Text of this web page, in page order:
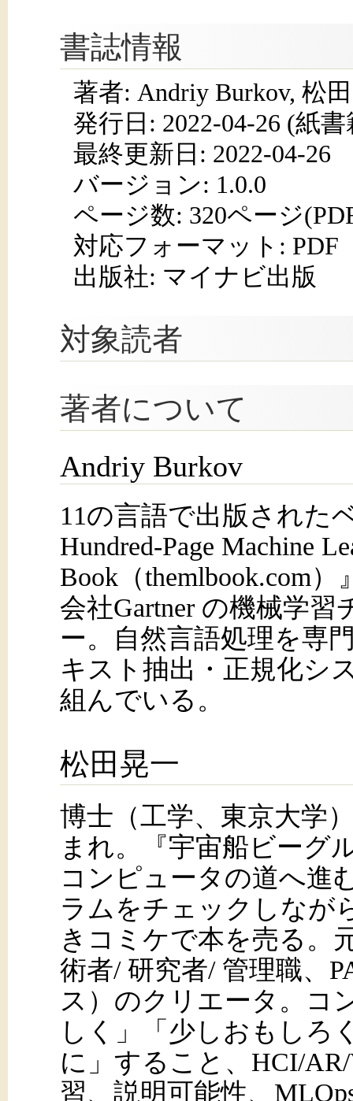
書誌情報
著者: Andriy Burkov, 松
発行日: 2022-04-26 (紙書
最終更新日: 2022-04-26
バージョン: 1.0.0
ページ数: 320ページ
対応フォーマット: PDF
出版社: マイナビ出版
対象読者
著者について
Andriy Burkov
11の言語で出版された
Hundred-Page Machine
Book（themlbook.com
会社Gartner の機械学習
ー。自然言語処理を専
キスト抽出・正規化シ
組んでいる。
松田晃一
博士（工学、東京大学
まれ。『宇宙船ビーグ
コンピュータの道へ進
ラムをチェックしなが
きコミケで本を売る。
術者/ 研究者/ 管理職、
ス）のクリエータ。コ
しく」「少しおもしろ
に」すること、HCI/
習、説明可能性、